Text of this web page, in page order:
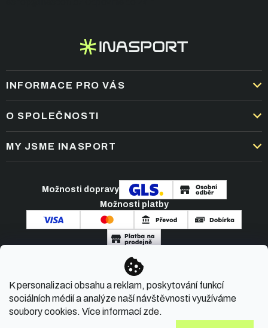
K personalizaci obsahu a reklam, poskytování funkcí
sociálních médií a analýze naší návštěvnosti využíváme
soubory cookies. Více informacízde.
INFORMACE PRO VÁS
DOPRAVA A PLATBA
OBCHODNÍ PODMÍNKY
REKLAMACE A VRÁCENÍ ZBOŽÍ
PODMÍNKY AKCÍ
O SPOLEČNOSTI
KARIÉRA
NEJČASTĚJŠÍ OTÁZKY
MY JSME INASPORT
ČLÁNKY A NOVINKY
KONTAKT
Možnosti dopravy
Možnosti platby
Copyright 2026INASPORT.CZ. Všechna práva
vyhrazena.